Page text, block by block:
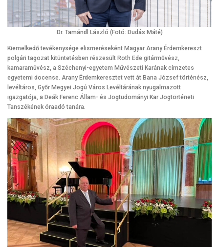
Dr. Tamándl László (Fotó: Dudás Máté)
Kiemelkedő tevékenysége elismeréseként Magyar Arany Érdemkereszt
polgári tagozat kitüntetésben részesült Roth Ede gitárművész,
kamaraművész, a Széchenyi-egyetem Művészeti Karának címzetes
egyetemi docense. Arany Érdemkeresztet vett át Bana József történész,
levéltáros, Győr Megyei Jogú Város Levéltárának nyugalmazott
igazgatója, a Deák Ferenc Állam- és Jogtudományi Kar Jogtörténeti
Tanszékének óraadó tanára.